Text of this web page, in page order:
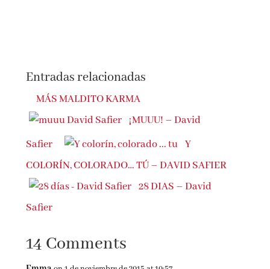
Entradas relacionadas
MÁS MALDITO KARMA
¡MUUU! – David
Safier
Y
COLORÍN, COLORADO… TÚ – DAVID SAFIER
28 DIAS – David
Safier
14 Comments